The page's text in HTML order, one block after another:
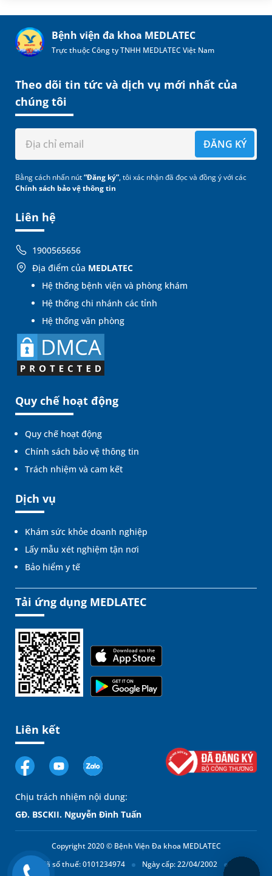
Bệnh viện đa khoa MEDLATEC
Trực thuộc Công ty TNHH MEDLATEC Việt Nam
Liên hệ
1900565656
Địa điểm của MEDLATEC
Hệ thống bệnh viện và phòng khám
Hệ thống chi nhánh các tỉnh
Hệ thống văn phòng
Quy chế hoạt động
Quy chế hoạt động
Chính sách bảo vệ thông tin
Trách nhiệm và cam kết
Dịch vụ
Khám sức khỏe doanh nghiệp
Lấy mẫu xét nghiệm tận nơi
Bảo hiểm y tế
Theo dõi tin tức và dịch vụ mới nhất của
chúng tôi
ĐĂNG KÝ
Bằng cách nhấn nút“Đăng ký”, tôi xác nhận đã đọc và đồng ý với các
Chính sách bảo vệ thông tin
Tải ứng dụng MEDLATEC
Liên kết
Chịu trách nhiệm nội dung:
GĐ. BSCKII. Nguyễn Đình Tuấn
Copyright 2020 © Bệnh Viện Đa khoa MEDLATEC
Mã số thuế: 0101234974
Ngày cấp: 22/04/2002